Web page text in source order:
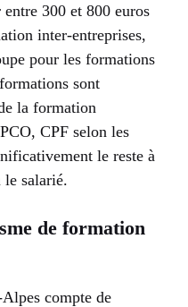
300 et 800 euros
inter-entreprises,
pour les formations
sont
la formation
CPF selon les
le reste à
le salarié.
de formation
compte de